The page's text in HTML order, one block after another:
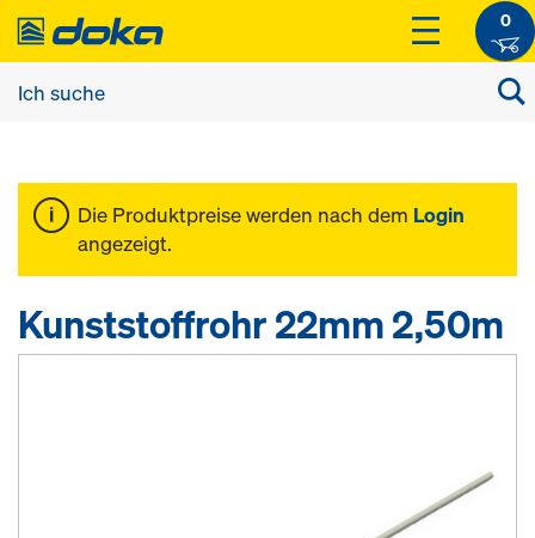
0
Die Produktpreise werden nach dem Login
angezeigt.
Kunststoffrohr 22mm 2,50m